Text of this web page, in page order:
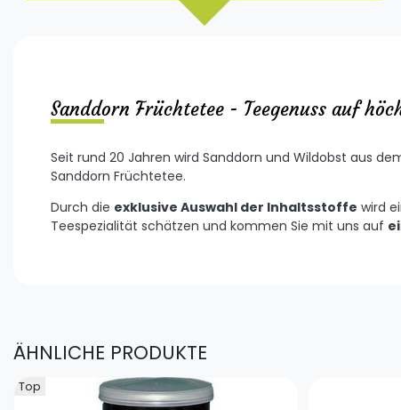
Sanddorn Früchtetee - Teegenuss auf
Seit rund 20 Jahren wird Sanddorn und Wildobst aus
Sanddorn Früchtetee.
Durch die exklusive Auswahl der Inhaltsstoffe wird
Teespezialität schätzen und kommen Sie mit uns auf
ÄHNLICHE PRODUKTE
Top